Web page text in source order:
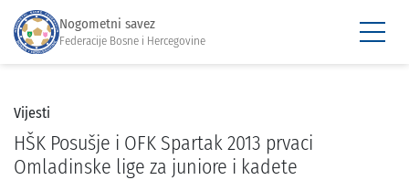
Nogometni savez
Federacije Bosne i Hercegovine
Vijesti
HŠK Posušje i OFK Spartak 2013 prvaci
Omladinske lige za juniore i kadete